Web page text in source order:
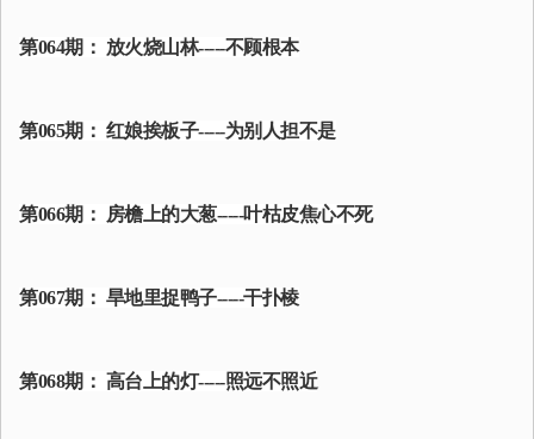
第064期： 放火烧山林-----不顾根本
第065期： 红娘挨板子-----为别人担不是
第066期： 房檐上的大葱-----叶枯皮焦心不死
第067期： 旱地里捉鸭子-----干扑棱
第068期： 高台上的灯-----照远不照近